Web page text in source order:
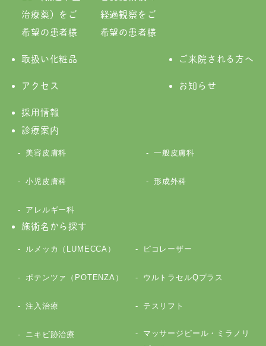
治療薬）をご
希望の患者様
経過観察をご
希望の患者様
取扱い化粧品 ご来院される方へ
アクセス お知らせ
採用情報
診療案内
美容皮膚科 一般皮膚科
小児皮膚科 形成外科
アレルギー科
施術名から探す
ルメッカ（LUMECCA） ピコレーザー
ポテンツァ（POTENZA） ウルトラセルQプラス
注入治療 テスリフト
ニキビ跡治療
マッサージピール・ミラノリ